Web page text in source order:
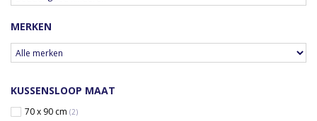
MERKEN
KUSSENSLOOP MAAT
70 x 90 cm (2)